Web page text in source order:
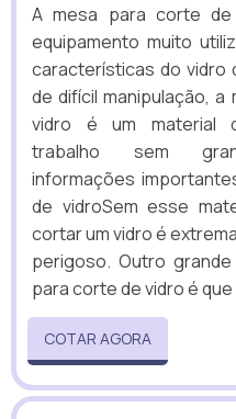
A mesa para corte
equipamento muito
características do vidro
de difícil manipulação,
vidro é um material
trabalho sem
informações
de vidroSem esse
cortar um vidro é
perigoso. Outro
para corte de vidro é
COTAR AGORA